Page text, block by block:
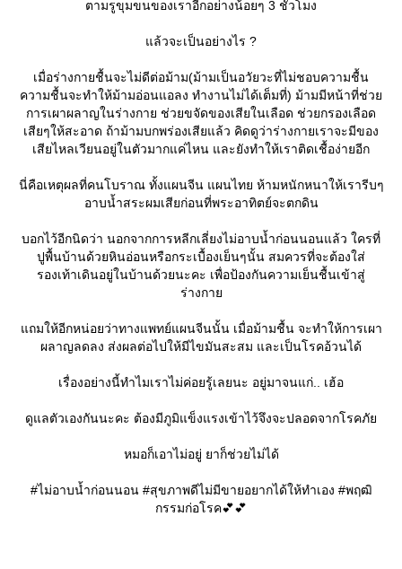
ตามรูขุมขนของเราอีกอย่างน้อยๆ 3 ชั่วโมง
ล้วจะเป็นอย่างไร ?
เมื่อร่างกายชื้นจะไม่ดีต่อม้าม(ม้ามเป็นอวัยวะที่ไม่ชอบความชื้น
ความชื้นจะทำให้ม้ามอ่อนแอลง ทำงานไม่ได้เต็มที่) ม้ามมีหน้าที่ช่ว
การเผาผลาญในร่างกาย ช่วยขจัดของเสียในเลือด ช่วยกรองเลือด
เสียๆให้สะอาด ถ้าม้ามบกพร่องเสียแล้ว คิดดูว่าร่างกายเราจะมีของ
เสียไหลเวียนอยู่ในตัวมากแค่ไหน และยังทำให้เราติดเชื้อง่ายอีก
นี่คือเหตุผลที่คนโบราณ ทั้งแผนจีน แผนไทย ห้ามหนักหนาให้เรารีบๆ
อาบน้ำสระผมเสียก่อนที่พระอาทิตย์จะตกดิน
บอกไว้อีกนิดว่า นอกจากการหลีกเลี่ยงไม่อาบน้ำก่อนนอนแล้ว ใครที่
ปูพื้นบ้านด้วยหินอ่อนหรือกระเบื้องเย็นๆนั้น สมควรที่จะต้องใส่
รองเท้าเดินอยู่ในบ้านด้วยนะคะ เพื่อป้องกันความเย็นชื้นเข้าสู่
ร่างกา
ถมให้อีกหน่อยว่าทางแพทย์แผนจีนนั้น เมื่อม้ามชื้น จะทำให้การเผา
ผลาญลดลง ส่งผลต่อไปให้มีไขมันสะสม และเป็นโรคอ้วนได้
เรื่องอย่างนี้ทำไมเราไม่ค่อยรู้เลยนะ อยู่มาจนแก่.. เฮ้อ
ดูแลตัวเองกันนะคะ ต้องมีภูมิแข็งแรงเข้าไว้จึงจะปลอดจากโรคภั
หมอก็เอาไม่อยู่ ยาก็ช่วยไม่ได้
#ไม่อาบน้ำก่อนนอน #สุขภาพดีไม่มีขายอยากได้ให้ทำเอง #พฤฒิ
กรรมก่อโรค💕💕